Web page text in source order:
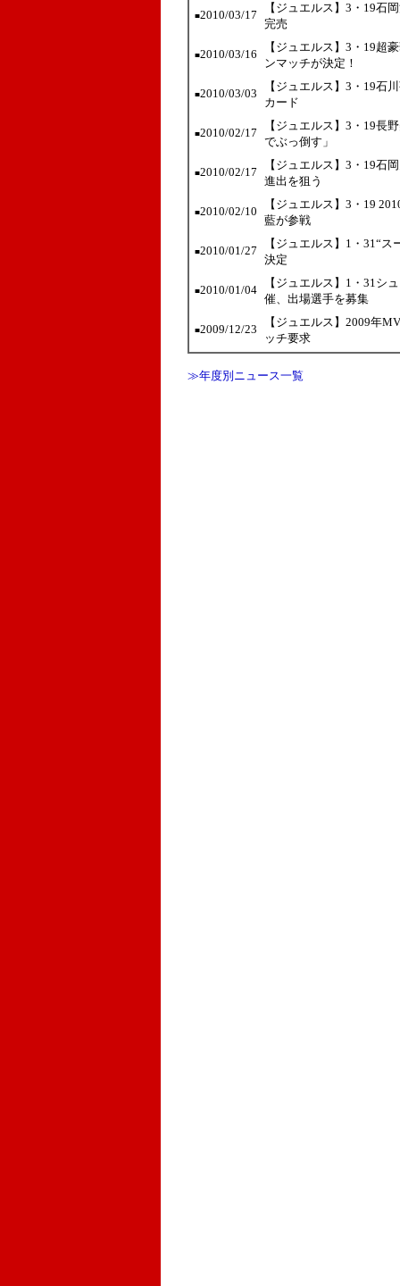
■2010/03/17
【ジュエルス】3・19石
完売
■2010/03/16
【ジュエルス】3・19超
ンマッチが決定！
■2010/03/03
【ジュエルス】3・19石
カード
■2010/02/17
【ジュエルス】3・19長
でぶっ倒す」
■2010/02/17
【ジュエルス】3・19石
進出を狙う
■2010/02/10
【ジュエルス】3・19
藍が参戦
■2010/01/27
【ジュエルス】1・31“
決定
■2010/01/04
【ジュエルス】1・31シ
催、出場選手を募集
■2009/12/23
【ジュエルス】2009年
ッチ要求
≫年度別ニュース一覧